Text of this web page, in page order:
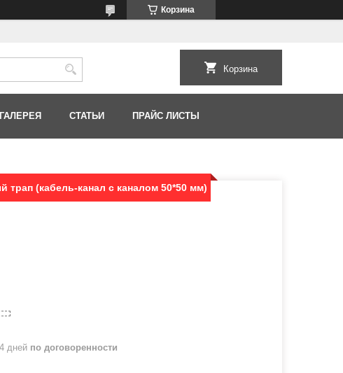
Корзина
Корзина
СТАТЬИ ПРАЙС ЛИСТЫ
трап (кабель-канал с каналом 50*50 мм)
дней по договоренности